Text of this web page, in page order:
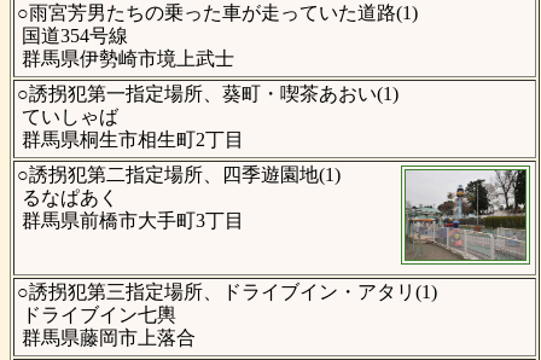
○雨宮芳男たちの乗った車が走っていた道路(1)
国道354号線
群馬県伊勢崎市境上武士
○誘拐犯第一指定場所、葵町・喫茶あおい(1)
ていしゃば
群馬県桐生市相生町2丁目
○誘拐犯第二指定場所、四季遊園地(1)
るなぱあく
群馬県前橋市大手町3丁目
○誘拐犯第三指定場所、ドライブイン・アタリ(1)
ドライブイン七輿
群馬県藤岡市上落合